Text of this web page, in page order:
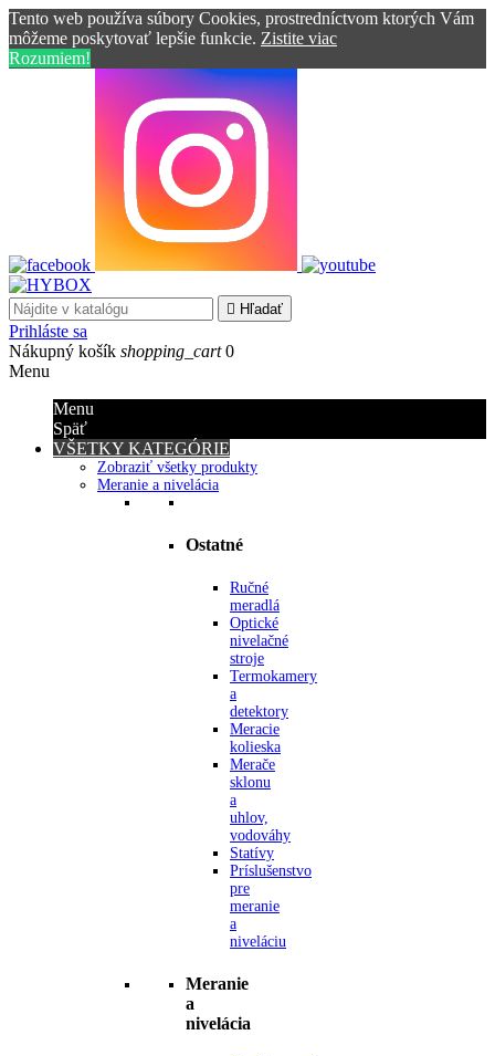
Tento web používa súbory Cookies, prostredníctvom ktorých Vám
môžeme poskytovať lepšie funkcie. Zistite viac
Rozumiem!
 Hľadať
Prihláste sa
Nákupný košík shopping_cart 0
Menu
Menu
Späť
VŠETKY KATEGÓRIE
Zobraziť všetky produkty
Meranie a nivelácia
Ostatné
Ručné
meradlá
Optické
nivelačné
stroje
Termokamery
a
detektory
Meracie
kolieska
Merače
sklonu
a
uhlov,
vodováhy
Statívy
Príslušenstvo
pre
meranie
a
niveláciu
Meranie
a
nivelácia